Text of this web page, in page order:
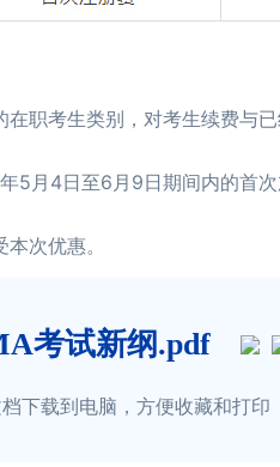
职考生类别，对考生续费与已
月4日至6月9日期间内的首次
次优惠。
考试新纲.pdf
下载到电脑，方便收藏和打印